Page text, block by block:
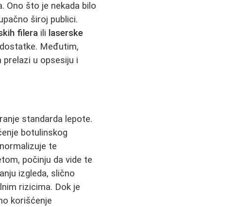
Ono što je nekada bilo
široj publici.
filera ili laserske
Međutim,
prelazi u opsesiju i
standarda lepote.
botulinskog
te
počinju da vide te
izgleda, slično
rizicima. Dok je
korišćenje